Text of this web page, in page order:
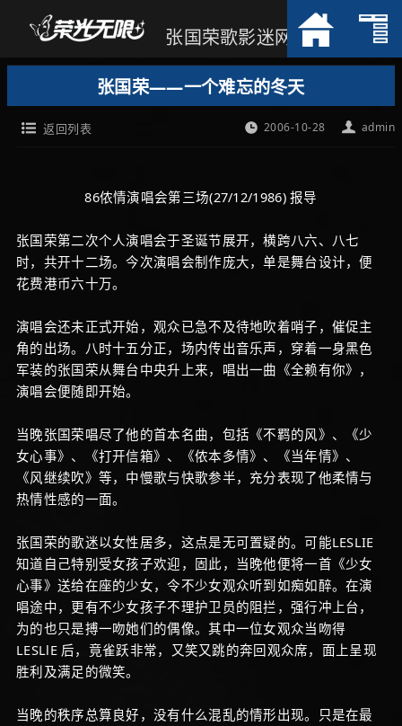
张国荣歌影迷网
张国荣——一个难忘的冬天
admin
2006-10-28
返回列表
86侬情演唱会第三场(27/12/1986) 报导
张国荣第二次个人演唱会于圣诞节展开，横跨八六、八七
时，共开十二场。今次演唱会制作庞大，单是舞台设计，便
花费港币六十万。
演唱会还未正式开始，观众已急不及待地吹着哨子，催促主
角的出场。八时十五分正，场内传出音乐声，穿着一身黑色
军装的张国荣从舞台中央升上来，唱出一曲《全赖有你》，
演唱会便随即开始。
当晚张国荣唱尽了他的首本名曲，包括《不羁的风》、《少
女心事》、《打开信箱》、《侬本多情》、《当年情》、
《风继续吹》等，中慢歌与快歌参半，充分表现了他柔情与
热情性感的一面。
张国荣的歌迷以女性居多，这点是无可置疑的。可能LESLIE
知道自己特别受女孩子欢迎，固此，当晚他便将一首《少女
心事》送给在座的少女，令不少女观众听到如痴如醉。在演
唱途中，更有不少女孩子不理护卫员的阻拦，强行冲上台，
为的也只是搏一吻她们的偶像。其中一位女观众当吻得
LESLlE 后，竟雀跃非常，又笑又跳的奔回观众席，面上呈现
胜利及满足的微笑。
当晚的秩序总算良好，没有什么混乱的情形出现。只是在最